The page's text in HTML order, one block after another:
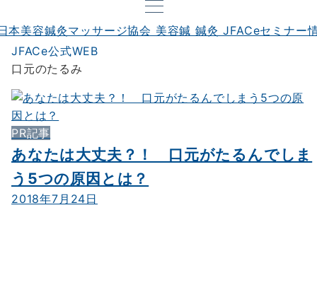
JFACe公式WEB
口元のたるみ
PR記事
あなたは大丈夫？！ 口元がたるんでしま
う5つの原因とは？
2018年7月24日